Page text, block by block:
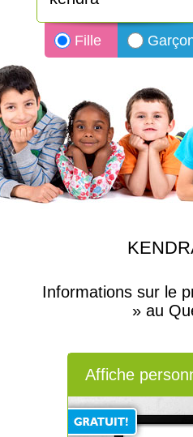
Fille
Informations sur le
» au
Affiche